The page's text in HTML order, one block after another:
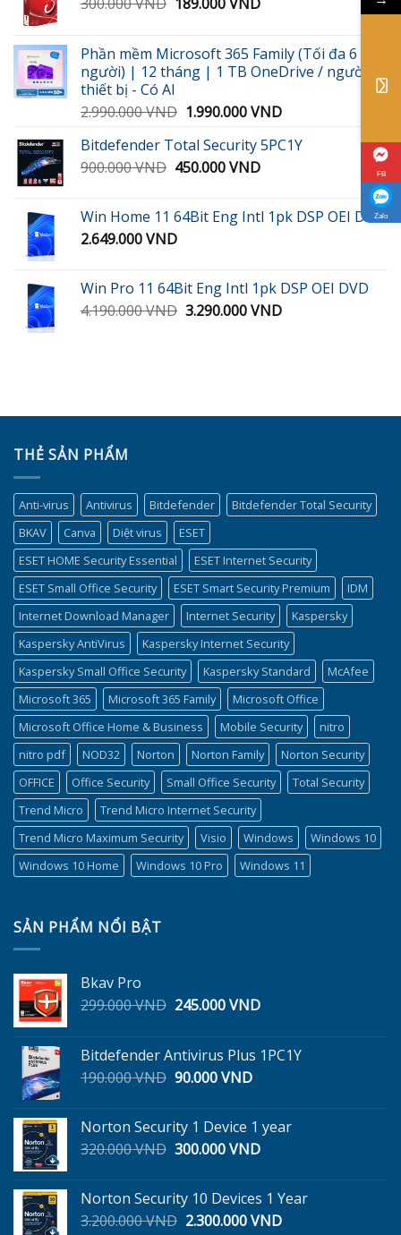
300.000 VND.là:
189.000 VND.
Phần mềm Microsoft 365 Family (Tối đa 6
người) | 12 tháng | 1 TB OneDrive / người / 5
thiết bị - Có AI
2.990.000VND Giá
là:
2.990.000 VND.
1.990.000VNDGiá
tại
1.990.000 VND.
Bitdefender Total Security 5PC1Y
900.000VND Giá
900.000 VND.
450.000VNDGiá
là:
Win Home 11 64Bit Eng Intl 1pk DSP OEI DVD
2.649.000VND
Win Pro 11 64Bit Eng Intl 1pk DSP OEI DVD
4.190.000VND Giá
3.290.000VNDGiá
THẺ SẢN PHẨM
Anti-virus Antivirus Bitdefender
Bitdefender Total Security
BKAV
Canva Diệt virus
ESET
ESET HOME Security Essential
ESET Internet Security
ESET Small Office Security
ESET Smart Security Premium
IDM
Internet Download Manager
Internet Security
Kaspersky
Kaspersky AntiVirus
Kaspersky Internet Security
Kaspersky Small Office Security
Kaspersky Standard
McAfee
Microsoft 365
Microsoft 365 Family
Microsoft Office
Microsoft Office Home & Business
Mobile Security
nitro
nitro pdf
NOD32 Norton Norton Family
Norton Security
OFFICE
Office Security Small Office Security
Total Security
Trend Micro
Trend Micro Internet Security
Trend Micro Maximum Security
Visio Windows
Windows 10
Windows 10 Home
Windows 10 Pro Windows 11
SẢN PHẨM NỔI BẬT
Bkav Pro
299.000VND Giá
299.000 VND.
245.000VNDGiá
là:
Bitdefender Antivirus Plus 1PC1Y
190.000VND Giá
190.000 VND.
90.000VNDGiá
là:
90.000 VND.
Norton Security 1 Device 1 year
320.000VND Giá
320.000 VND.
300.000VNDGiá
là:
300.000 VND.
Norton Security 10 Devices 1 Year
3.200.000VND Giá
2.300.000VNDGiá
FB
Zalo